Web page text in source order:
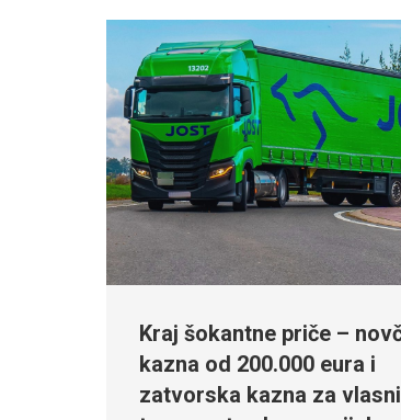
Kraj šokantne priče –
kazna od 200.000 eura i
zatvorska kazna za